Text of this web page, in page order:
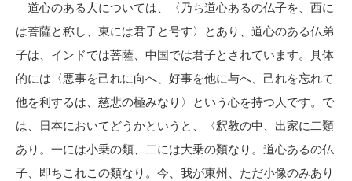
道心のある人については、〈乃ち道心あるの仏子を、西に
は菩薩と称し、東には君子と号す〉とあり、道心のある仏弟
子は、インドでは菩薩、中国では君子とされています。具体
的には〈悪事を己れに向へ、好事を他に与へ、己れを忘れて
他を利するは、慈悲の極みなり〉という心を持つ人です。で
は、日本においてどうかというと、〈釈教の中、出家に二類
あり。一には小乗の類、二には大乗の類なり。道心あるの仏
子、即ちこれこの類なり。今、我が東州、ただ小像のみあり